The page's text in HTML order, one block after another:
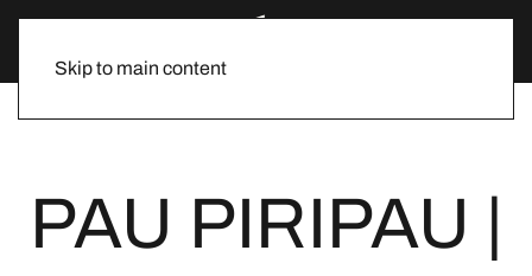
Skip to main content
PAU PIRIPAU |